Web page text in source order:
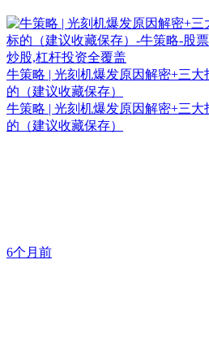
牛策略 | 光刻机爆发原因解密+三
的（建议收藏保存）
牛策略 | 光刻机爆发原因解密+三
的（建议收藏保存）
6个月前